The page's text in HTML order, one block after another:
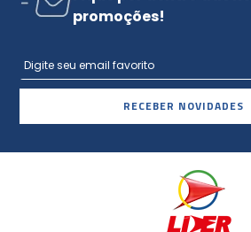
promoções!
RECEBER NOVIDADES